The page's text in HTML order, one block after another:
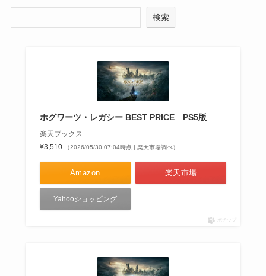
検索
ホグワーツ・レガシー BEST PRICE PS5版
楽天ブックス
¥3,510
（2026/05/30 07:04時点 | 楽天市場調べ）
Amazon 楽天市場
Yahooショッピング
ポチップ